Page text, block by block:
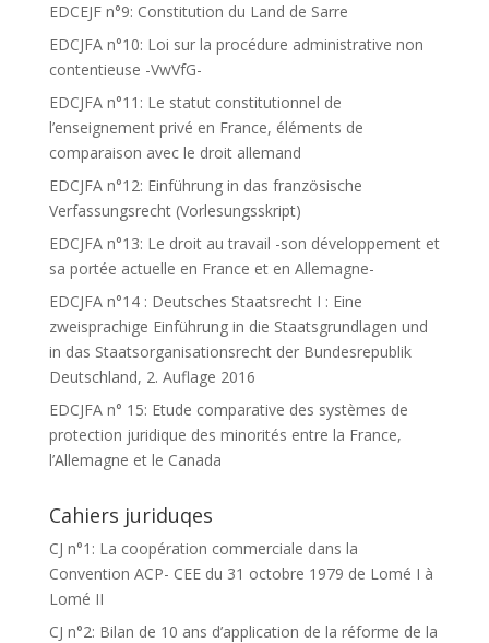
EDCEJF n°9: Constitution du Land de Sarre
EDCJFA n°10: Loi sur la procédure administrative non
contentieuse -VwVfG-
EDCJFA n°11: Le statut constitutionnel de
l’enseignement privé en France, éléments de
comparaison avec le droit allemand
EDCJFA n°12: Einführung in das französische
Verfassungsrecht (Vorlesungsskript)
EDCJFA n°13: Le droit au travail -son développement et
sa portée actuelle en France et en Allemagne-
EDCJFA n°14 : Deutsches Staatsrecht I : Eine
zweisprachige Einführung in die Staatsgrundlagen und
in das Staatsorganisationsrecht der Bundesrepublik
Deutschland, 2. Auflage 2016
EDCJFA n° 15: Etude comparative des systèmes de
protection juridique des minorités entre la France,
l’Allemagne et le Canada
Cahiers juriduqes
CJ n°1: La coopération commerciale dans la
Convention ACP- CEE du 31 octobre 1979 de Lomé I à
Lomé II
CJ n°2: Bilan de 10 ans d’application de la réforme de la